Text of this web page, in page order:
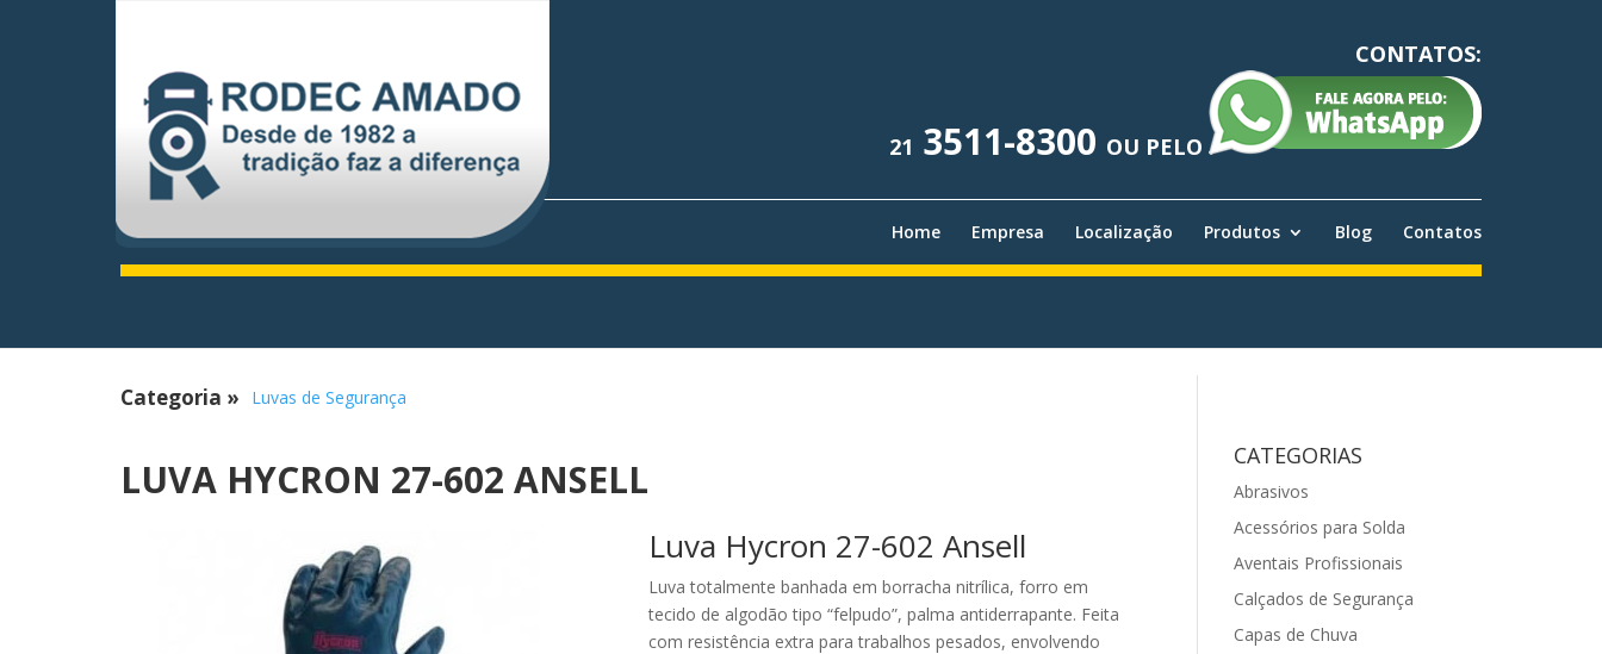
CONTATOS:
21 3511-8300 OU PELO
Home Empresa Localização Produtos Blog Contatos
Categoria » Luvas de Segurança
LUVA HYCRON 27-602 ANSELL
Luva Hycron 27-602 Ansell
Luva totalmente banhada em borracha nitrílica, forro em
tecido de algodão tipo “felpudo”, palma antiderrapante. Feita
com resistência extra para trabalhos pesados, envolvendo
CATEGORIAS
Abrasivos
Acessórios para Solda
Aventais Profissionais
Calçados de Segurança
Capas de Chuva